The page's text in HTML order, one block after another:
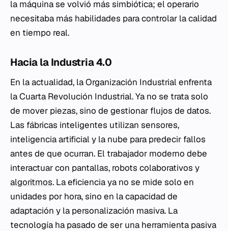
la máquina se volvió más simbiótica; el operario
necesitaba más habilidades para controlar la calidad
en tiempo real.
Hacia la Industria 4.0
En la actualidad, la Organización Industrial enfrenta
la Cuarta Revolución Industrial. Ya no se trata solo
de mover piezas, sino de gestionar flujos de datos.
Las fábricas inteligentes utilizan sensores,
inteligencia artificial y la nube para predecir fallos
antes de que ocurran. El trabajador moderno debe
interactuar con pantallas, robots colaborativos y
algoritmos. La eficiencia ya no se mide solo en
unidades por hora, sino en la capacidad de
adaptación y la personalización masiva. La
tecnología ha pasado de ser una herramienta pasiva